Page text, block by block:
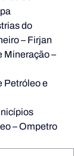
do
– Firjan
Mineração –
Petróleo e
– Ompetro